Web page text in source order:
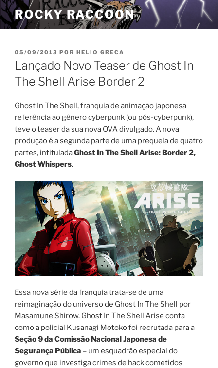
Pular
para
o
ROCKY RACCOON
PUBLICADO
EM
05/09/2013 POR HELIO GRECA
Lançado Novo Teaser de Ghost In
The Shell Arise Border 2
Ghost In The Shell, franquia de animação japonesa
referência ao gênero cyberpunk (ou pós-cyberpunk),
teve o teaser da sua nova OVA divulgado. A nova
produção é a segunda parte de uma prequela de quatro
partes, intituladaGhost In The Shell Arise: Border 2,
Ghost Whispers.
Essa nova série da franquia trata-se de uma
reimaginação do universo de Ghost In The Shell por
Masamune Shirow. Ghost In The Shell Arise conta
como a policial Kusanagi Motoko foi recrutada para a
Seção 9 da Comissão Nacional Japonesa de
Segurança Pública – um esquadrão especial do
governo que investiga crimes de hack cometidos